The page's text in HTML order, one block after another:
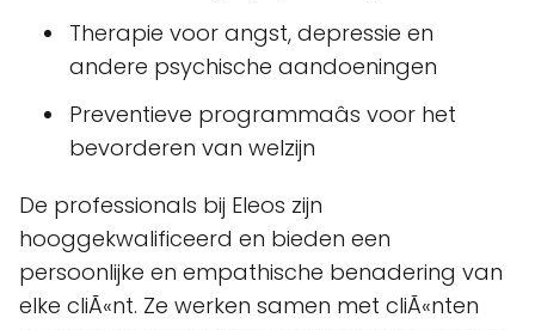
Therapie voor angst, depressie en
andere psychische aandoeningen
Preventieve programmaâs voor het
bevorderen van welzijn
De professionals bij Eleos zijn
hooggekwalificeerd en bieden een
persoonlijke en empathische benadering van
elke cliÃ«nt. Ze werken samen met cliÃ«nten